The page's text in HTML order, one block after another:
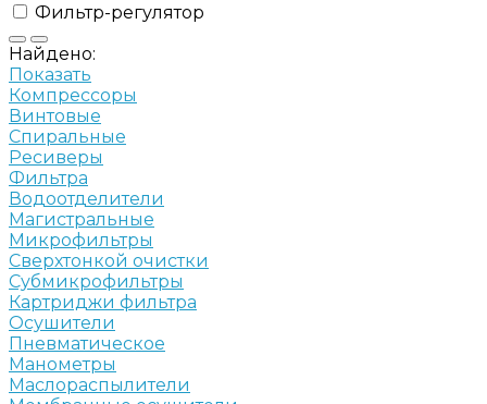
Фильтр-регулятор
Найдено:
Показать
Компрессоры
Винтовые
Спиральные
Ресиверы
Фильтра
Водоотделители
Магистральные
Микрофильтры
Сверхтонкой очистки
Субмикрофильтры
Картриджи фильтра
Осушители
Пневматическое
Манометры
Маслораспылители